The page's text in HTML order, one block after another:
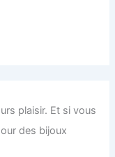
plaisir. Et si vous
des bijoux